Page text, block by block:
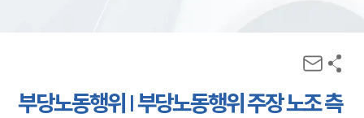
부당노동행위 | 부당노동행위 주장 노조 측